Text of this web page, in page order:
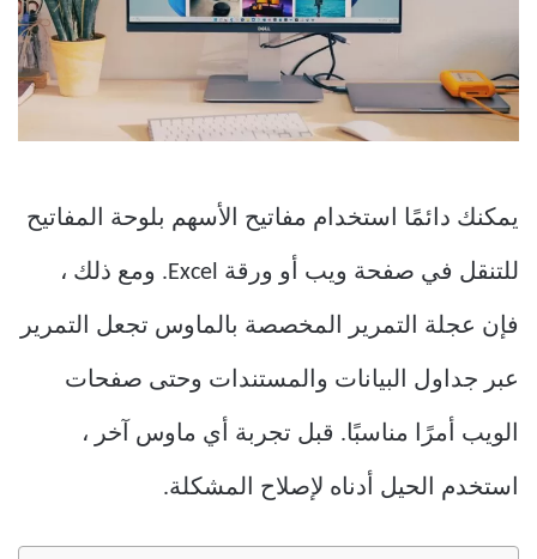
يمكنك دائمًا استخدام مفاتيح الأسهم بلوحة المفاتيح
للتنقل في صفحة ويب أو ورقة Excel. ومع ذلك ،
فإن عجلة التمرير المخصصة بالماوس تجعل التمرير
عبر جداول البيانات والمستندات وحتى صفحات
الويب أمرًا مناسبًا. قبل تجربة أي ماوس آخر ،
استخدم الحيل أدناه لإصلاح المشكلة.